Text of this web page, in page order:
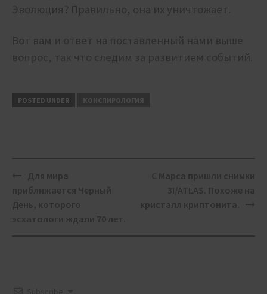
Эволюция? Правильно, она их уничтожает.
Вот вам и ответ на поставленный нами выше
вопрос, так что следим за развитием событий.
POSTED UNDER КОНСПИРОЛОГИЯ
Post